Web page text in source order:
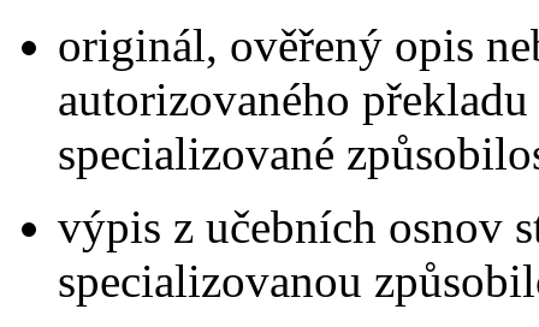
originál, ověřený opis
autorizovaného
specializované
výpis z učebních osnov
specializovanou